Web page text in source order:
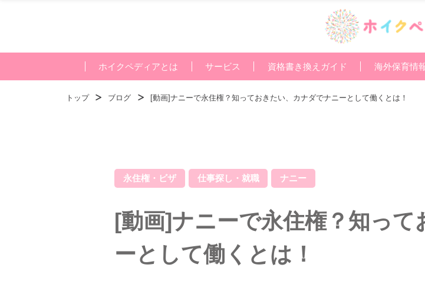
ホイクペディアとは サービス 資格書き換えガイド 海外保育情
トップ ブログ [動画]ナニーで永住権？知っておきたい、カナダでナニーとして働くとは！
永住権・ビザ 仕事探し・就職 ナニー
[動画]ナニーで永住権？知っ
ーとして働くとは！